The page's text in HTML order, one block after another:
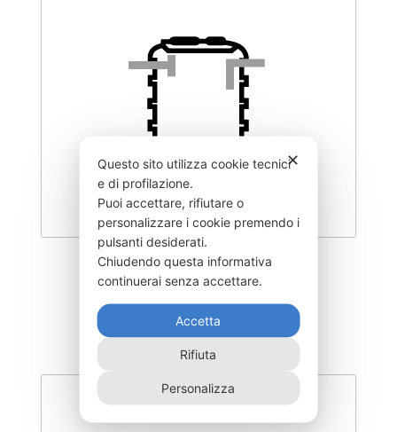
DISC-2000F
1.455,00€
✕
Questo sito utilizza cookie tecnici
e di profilazione.
Puoi accettare, rifiutare o
personalizzare i cookie premendo i
pulsanti desiderati.
Chiudendo questa informativa
continuerai senza accettare.
Accetta
Rifiuta
Personalizza